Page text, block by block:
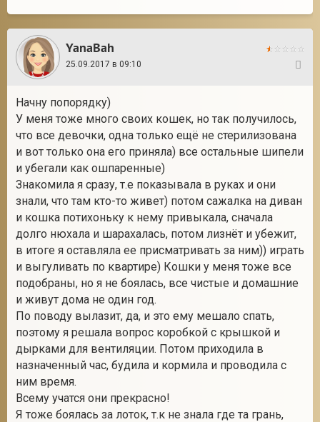
YanaBah
25.09.2017 в 09:10
Начну попорядку)
У меня тоже много своих кошек, но так получилось,
что все девочки, одна только ещё не стерилизована
и вот только она его приняла) все остальные шипели
и убегали как ошпаренные)
Знакомила я сразу, т.е показывала в руках и они
знали, что там кто-то живет) потом сажалка на диван
и кошка потихоньку к нему привыкала, сначала
долго нюхала и шарахалась, потом лизнёт и убежит,
в итоге я оставляла ее присматривать за ним)) играть
и выгуливать по квартире) Кошки у меня тоже все
подобраны, но я не боялась, все чистые и домашние
и живут дома не один год.
По поводу вылазит, да, и это ему мешало спать,
поэтому я решала вопрос коробкой с крышкой и
дырками для вентиляции. Потом приходила в
назначенный час, будила и кормила и проводила с
ним время.
Всему учатся они прекрасно!
Я тоже боялась за лоток, т.к не знала где та грань,